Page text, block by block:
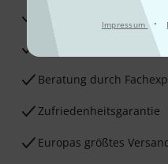
Impressum ·
30 Tage Money-Back-
Beratung durch
Zufriedenheitsgarantie
Europas größtes